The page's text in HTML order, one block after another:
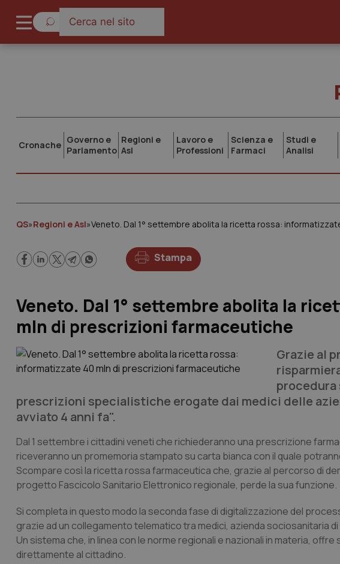
Cronache Governo e
Parlamento
Regioni e
Asl
Lavoro e
Professioni
Scienza e
Farmaci
Studi e
Analisi
QS»Regioni e Asl»Veneto. Dal 1° settembre abolita la ricetta rossa:
Stampa
Veneto. Dal 1° settembre abolita la
mln di prescrizioni farmaceutiche
Grazie al
procedura
prescrizioni specialistiche erogate dai medici delle
avviato 4 anni fa".
Dal 1 settembre i cittadini veneti che richiederanno una prescrizione
riceveranno un promemoria stampato su carta bianca con il quale
Scompare così la ricetta rossa farmaceutica che, grazie al percorso di
progetto Fascicolo Sanitario Elettronico regionale, perde la sua funzione.
Si completa in questo modo la seconda fase di digitalizzazione del
grazie ad un collegamento telematico tra medici, azienda sociosanitaria
Un sistema che, in linea con le norme regionali e nazionali in materia,
direttamente al cittadino.